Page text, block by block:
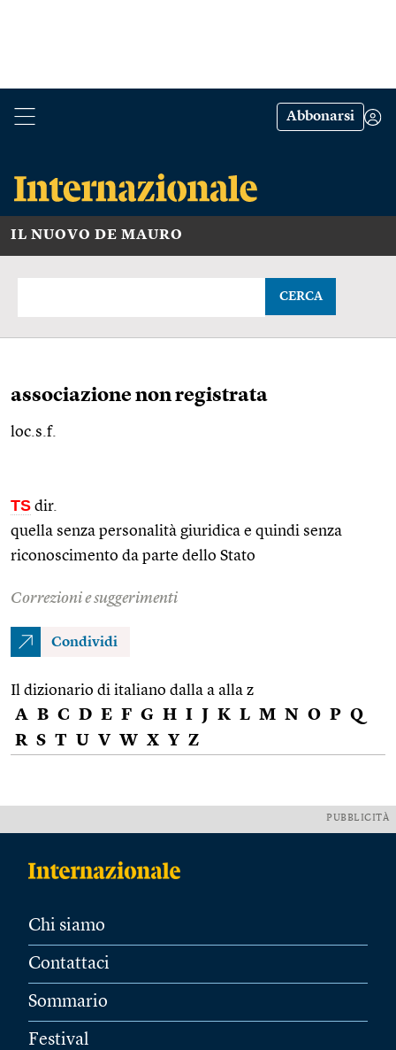
Abbonarsi
IL NUOVO DE MAURO
CERCA
associazione non registrata
loc.s.f.
TS dir.
quella senza personalità giuridica e quindi senza
riconoscimento da parte dello Stato
Correzioni e suggerimenti
Condividi
Il dizionario di italiano dalla a alla z
A B C D E F G H I J K L M N O P Q
R S T U V W X Y Z
PUBBLICITÀ
Chi siamo
Contattaci
Sommario
Festival